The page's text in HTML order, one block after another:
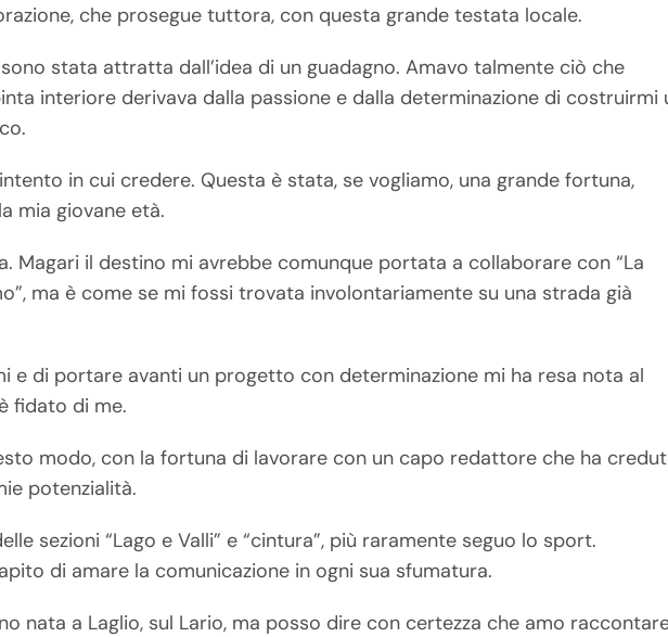
che prosegue tuttora, con questa grande testata locale.
stata attratta dall’idea di un guadagno. Amavo talmente ciò che
interiore derivava dalla passione e dalla determinazione di costruirmi
in cui credere. Questa è stata, se vogliamo, una grande fortuna,
mia giovane età.
Magari il destino mi avrebbe comunque portata a collaborare con “La
ma è come se mi fossi trovata involontariamente su una strada già
e di portare avanti un progetto con determinazione mi ha resa nota al
fidato di me.
modo, con la fortuna di lavorare con un capo redattore che ha
potenzialità.
sezioni “Lago e Valli” e “cintura”, più raramente seguo lo sport.
di amare la comunicazione in ogni sua sfumatura.
nata a Laglio, sul Lario, ma posso dire con certezza che amo